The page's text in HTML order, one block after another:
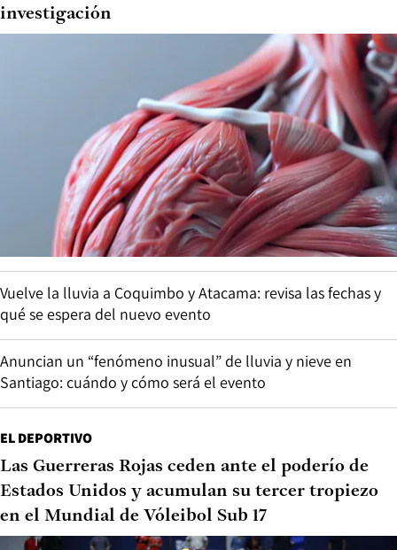
investigación
Vuelve la lluvia a Coquimbo y Atacama: revisa las fechas y
qué se espera del nuevo evento
Anuncian un “fenómeno inusual” de lluvia y nieve en
Santiago: cuándo y cómo será el evento
EL DEPORTIVO
Las Guerreras Rojas ceden ante el poderío de
Estados Unidos y acumulan su tercer tropiezo
en el Mundial de Vóleibol Sub 17